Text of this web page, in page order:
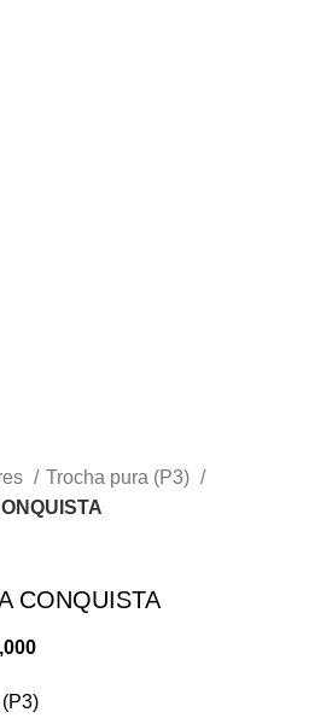
Trocha pura (P3)
CONQUISTA
Rango
precios: